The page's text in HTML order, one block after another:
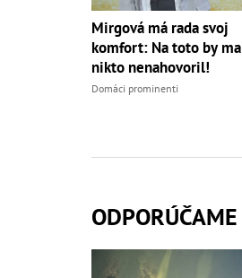
Mirgová má rada svoj
komfort: Na toto by ma
nikto nenahovoril!
Domáci prominenti
ODPORÚČAME